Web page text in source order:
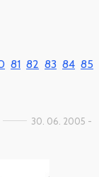
81 82 83 84 85
30. 06. 2005 -